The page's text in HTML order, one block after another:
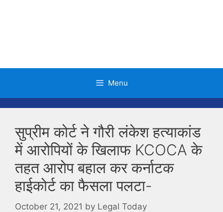
Menu
सुप्रीम कोर्ट ने गौरी लंकेश हत्याकांड
में आरोपियों के खिलाफ KCOCA के
तहत आरोप बहाल कर कर्नाटक
हाईकोर्ट का फैसला पलटा-
October 21, 2021 by Legal Today